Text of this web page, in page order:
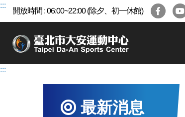
跳
區
:::
開放時間 : 06:00~22:00 (除夕、初一休館)
:::
最新消息